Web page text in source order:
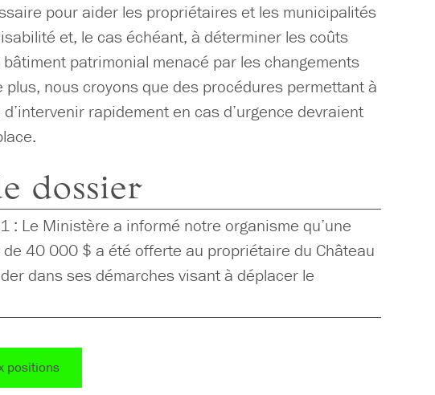
pour aider les propriétaires et les municipalités
et, le cas échéant, à déterminer les coûts
patrimonial menacé par les changements
plus, nous croyons que des procédures permettant à
rapidement en cas d’urgence devraient
dossier
: Le Ministère a informé notre organisme qu’une
40 000 $ a été offerte au propriétaire du Château
dans ses démarches visant à déplacer le
positions